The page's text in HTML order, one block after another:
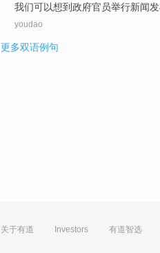
我们可以想到政府官员举行新闻
youdao
更多双语例句
关于有道 Investors 有道智选